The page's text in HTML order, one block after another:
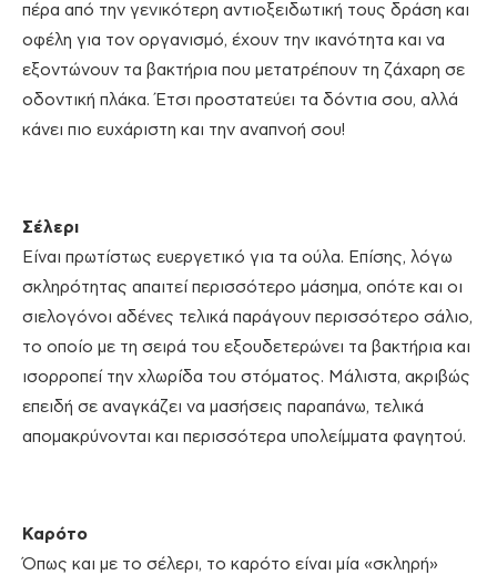
πέρα από την γενικότερη αντιοξειδωτική τους δράση και
οφέλη για τον οργανισμό, έχουν την ικανότητα και να
εξοντώνουν τα βακτήρια που μετατρέπουν τη ζάχαρη σε
οδοντική πλάκα. Έτσι προστατεύει τα δόντια σου, αλλά
κάνει πιο ευχάριστη και την αναπνοή σου!
Σέλερι
Είναι πρωτίστως ευεργετικό για τα ούλα. Επίσης, λόγω
σκληρότητας απαιτεί περισσότερο μάσημα, οπότε και οι
σιελογόνοι αδένες τελικά παράγουν περισσότερο σάλιο,
το οποίο με τη σειρά του εξουδετερώνει τα βακτήρια και
ισορροπεί την χλωρίδα του στόματος. Μάλιστα, ακριβώς
επειδή σε αναγκάζει να μασήσεις παραπάνω, τελικά
απομακρύνονται και περισσότερα υπολείμματα φαγητού.
Καρότο
Όπως και με το σέλερι, το καρότο είναι μία «σκληρή»